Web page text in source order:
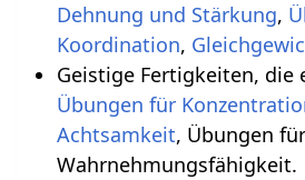
Dehnung und Stärkung,
Koordination,
Geistige Fertigkeiten, die
Übungen für
Achtsamkeit, Übungen für
Wahrnehmungsfähigkeit.